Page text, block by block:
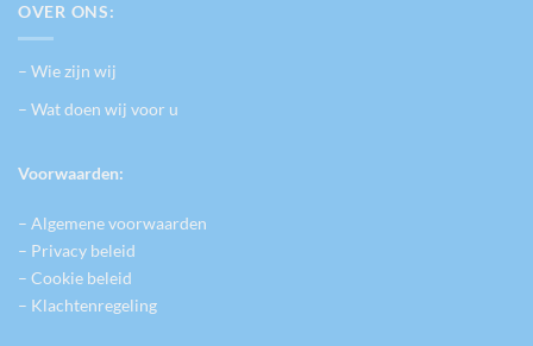
OVER ONS:
– Wie zijn wij
– Wat doen wij voor u
Voorwaarden:
– Algemene voorwaarden
– Privacy beleid
– Cookie beleid
– Klachtenregeling